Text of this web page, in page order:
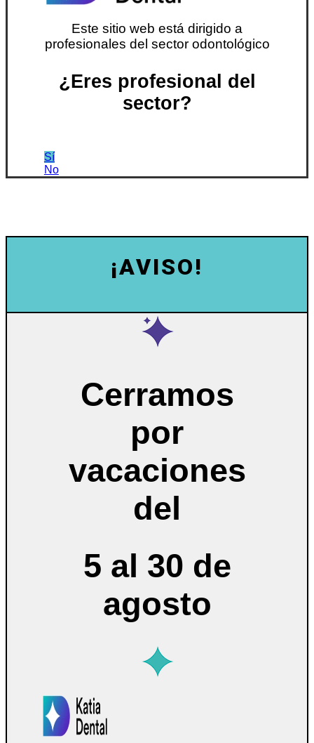
Este sitio web está dirigido a
profesionales del sector odontológico
¿Eres profesional del
sector?
Sí
No
¡AVISO!
Cerramos
por
vacaciones
del
5 al 30 de
agosto